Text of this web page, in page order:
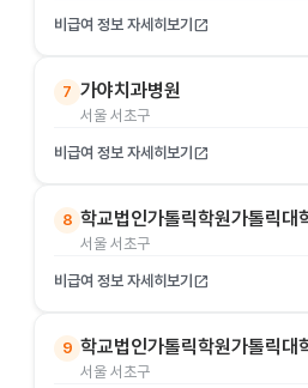
비급여 정보 자세히보기 open_in_new
7 가야치과병원
서울 서초구
비급여 정보 자세히보기 open_in_new
8
서울 서초구
비급여 정보 자세히보기 open_in_new
9
서울 서초구